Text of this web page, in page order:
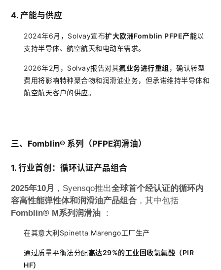
4. 产能与供应
2024年6月，Solvay宣布扩大欧洲Fomblin PFPE产能以
支持半导体、航空航天和电动车需求。
2026年2月，Solvay报告对其氟业务进行重组 ，确认转型
费用将影响特种聚合物和润滑油业务，但承诺维持半导体和
航空航天客户的供应。
三、Fomblin® 系列（PFPE润滑油）
1. 行业首创：循环认证产品组合
2025年10月 ，Syensqo推出全球首个经认证的循环内
容高性能弹性体和润滑油产品组合 ，其中包括
Fomblin® M系列润滑油 ：
在其意大利Spinetta Marengo工厂生产
通过质量平衡法分配高达29%的工业回收氢氟酸（PIR
HF）